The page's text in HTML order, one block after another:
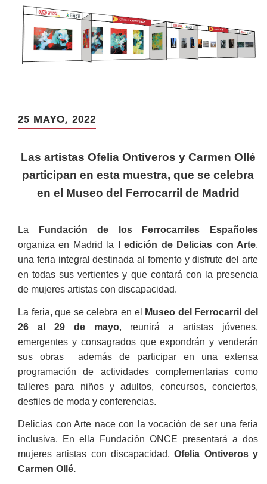
25 MAYO, 2022
Las artistas Ofelia Ontiveros y Carmen Ollé
participan en esta muestra, que se celebra
en el Museo del Ferrocarril de Madrid
La
Fundación de los Ferrocarriles Españoles
organiza en Madrid la
I edición de Delicias con Arte,
una feria integral destinada al fomento y disfrute del arte
en todas sus vertientes y que contará con la presencia
de mujeres artistas con discapacidad.
La feria, que se celebra en el
Museo del Ferrocarril del
26 al 29 de mayo, reunirá a artistas jóvenes,
emergentes y consagrados que expondrán y venderán
sus obras además de participar en una extensa
programación de actividades complementarias como
talleres para niños y adultos, concursos, conciertos,
desfiles de moda y conferencias.
Delicias con Arte nace con la vocación de ser una feria
inclusiva. En ella Fundación ONCE presentará a dos
mujeres artistas con discapacidad,Ofelia Ontiveros y
Carmen Ollé.